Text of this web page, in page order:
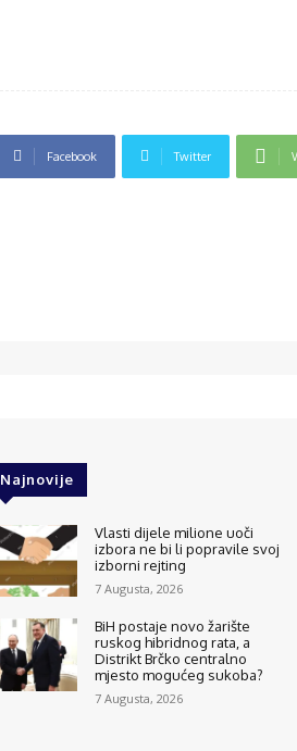
Facebook Twitter
Najnovije
Vlasti dijele milione uoči
izbora ne bi li popravile svoj
izborni rejting
7 Augusta, 2026
BiH postaje novo žarište
ruskog hibridnog rata, a
Distrikt Brčko centralno
mjesto mogućeg sukoba?
7 Augusta, 2026